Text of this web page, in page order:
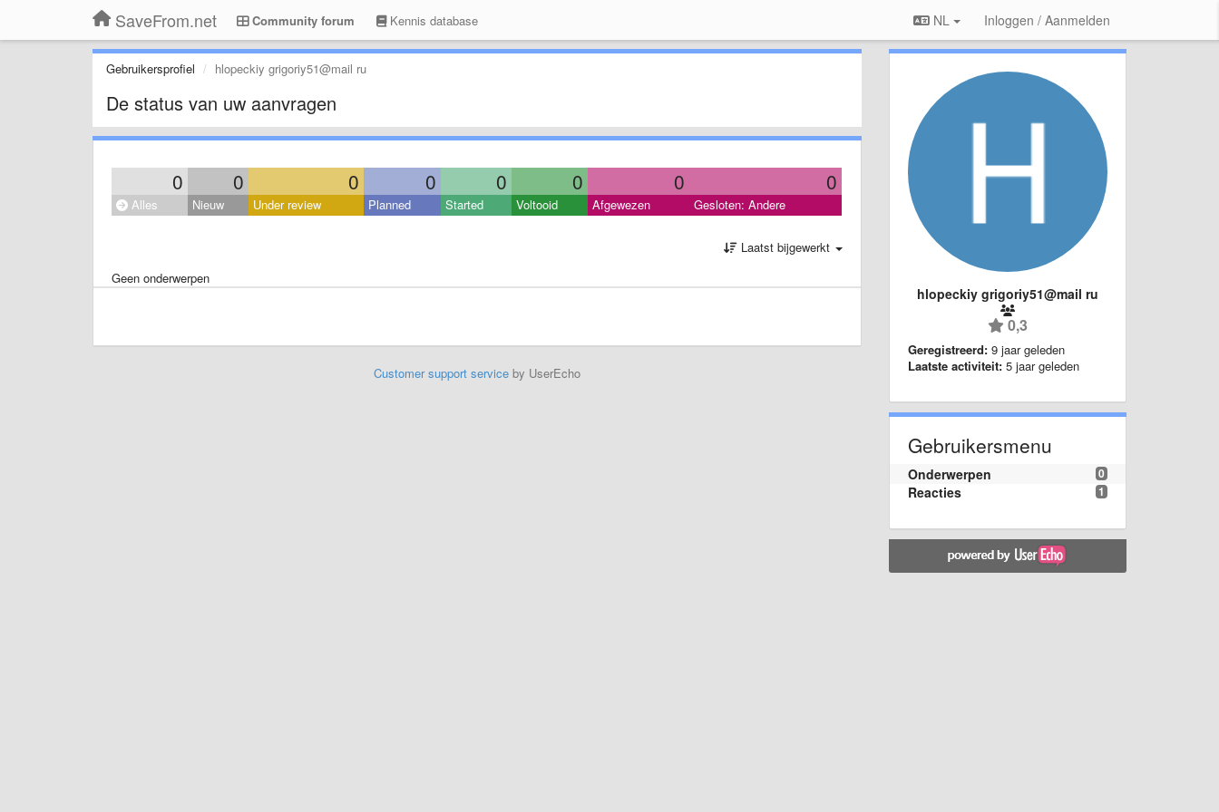
SaveFrom.net Community forum Kennis database NL Inloggen / Aanmelden
Gebruikersprofiel hlopeckiy grigoriy51@mail ru
De status van uw aanvragen
0 0 0 0 0 0 0 0
Alles Nieuw Under review Planned Started Voltooid Afgewezen Gesloten: Andere
Laatst bijgewerkt
Geen onderwerpen
Customer support serviceby UserEcho
hlopeckiy grigoriy51@mail ru
0,3
Geregistreerd: 9 jaar geleden
Laatste activiteit: 5 jaar geleden
Gebruikersmenu
0
Onderwerpen
1
Reacties